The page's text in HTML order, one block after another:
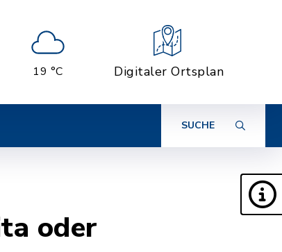
19 °C Digitaler Ortsplan
SUCHE
oder